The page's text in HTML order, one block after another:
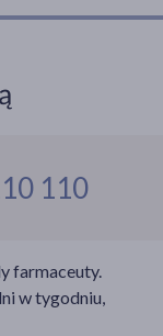
110
farmaceuty.
w tygodniu,